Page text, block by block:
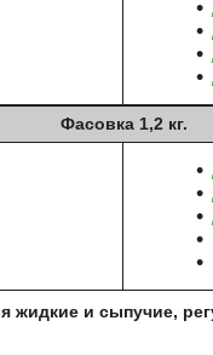
Фасовка 1,2 кг.
жидкие и сыпучие,